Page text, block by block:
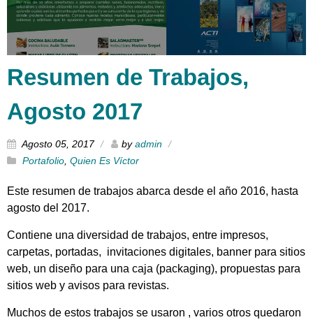
Resumen de Trabajos,
Agosto 2017
Agosto 05, 2017 byadmin
Portafolio Quien Es Víctor
Este resumen de trabajos abarca desde el año 2016, hasta
agosto del 2017.
Contiene una diversidad de trabajos, entre impresos,
carpetas, portadas, invitaciones digitales, banner para sitios
web, un diseño para una caja (packaging), propuestas para
sitios web y avisos para revistas.
Muchos de estos trabajos se usaron , varios otros quedaron